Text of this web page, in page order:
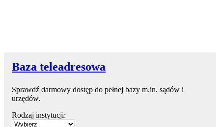
Baza teleadresowa
Sprawdź darmowy dostęp do pełnej bazy m.in. sądów i
urzędów.
Rodzaj instytucji: